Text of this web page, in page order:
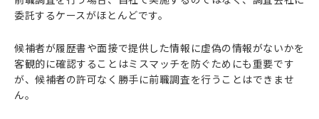
委託するケースがほとんどです。
候補者が履歴書や面接で提供した情報に虚偽の情報がないかを
客観的に確認することはミスマッチを防ぐためにも重要です
が、候補者の許可なく勝手に前職調査を行うことはできませ
ん。